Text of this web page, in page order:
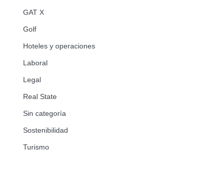
GAT X
Golf
Hoteles y operaciones
Laboral
Legal
Real State
Sin categoría
Sostenibilidad
Turismo